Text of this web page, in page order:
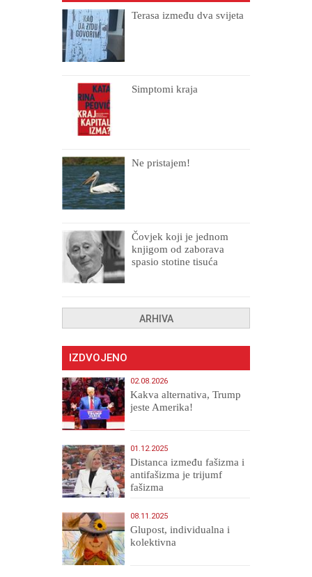
Terasa između dva svijeta
Simptomi kraja
Ne pristajem!
Čovjek koji je jednom
knjigom od zaborava
spasio stotine tisuća
ARHIVA
IZDVOJENO
02.08.2026
Kakva alternativa, Trump
jeste Amerika!
01.12.2025
Distanca između fašizma i
antifašizma je trijumf
fašizma
08.11.2025
Glupost, individualna i
kolektivna